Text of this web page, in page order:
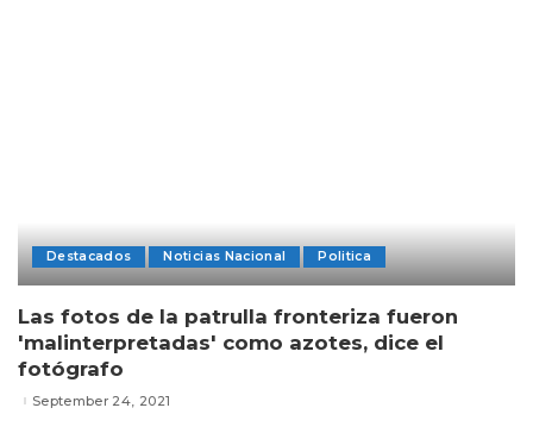
Destacados Noticias Nacional Politica
Las fotos de la patrulla fronteriza fueron
'malinterpretadas' como azotes, dice el
fotógrafo
September 24, 2021